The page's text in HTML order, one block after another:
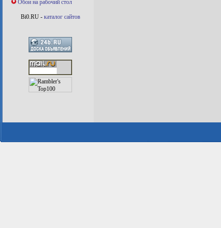
Обои на рабочий стол
Bi0.RU - каталог сайтов